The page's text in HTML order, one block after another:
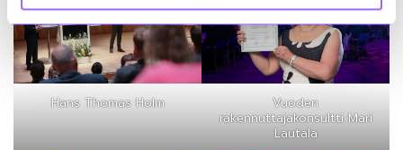
Hans Thomas Holm
Vuoden
rakennuttajakonsultti Mari
Lautala